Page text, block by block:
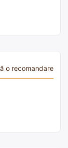
o recomandare